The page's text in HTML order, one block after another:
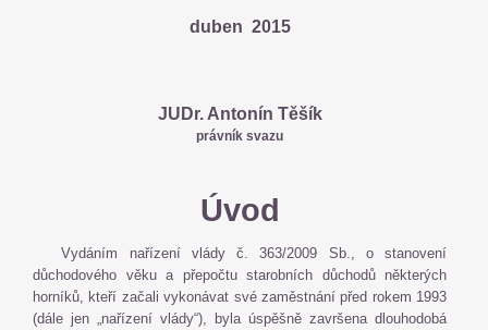
duben 2015
JUDr. Antonín Těšík
právník svazu
Úvod
Vydáním nařízení vlády č. 363/2009 Sb., o stanovení
důchodového věku a přepočtu starobních důchodů některých
horníků, kteří začali vykonávat své zaměstnání před rokem 1993
(dále jen „nařízení vlády“), byla úspěšně završena dlouhodobá